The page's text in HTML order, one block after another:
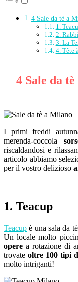
4 Sale da tè a
1.
2.
3. La
4. Tête
4 Sale da
I primi freddi
merenda-coccola
riscaldandosi e
articolo abbiamo
per il vostro delizioso
1. Teacup
Teacup è una sala da
Un locale molto
opere a rotazione di
trovateoltre 100 tipi
molto intriganti!